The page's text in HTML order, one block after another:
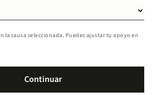
la causa seleccionada. Puedes ajustar tu apoyo en